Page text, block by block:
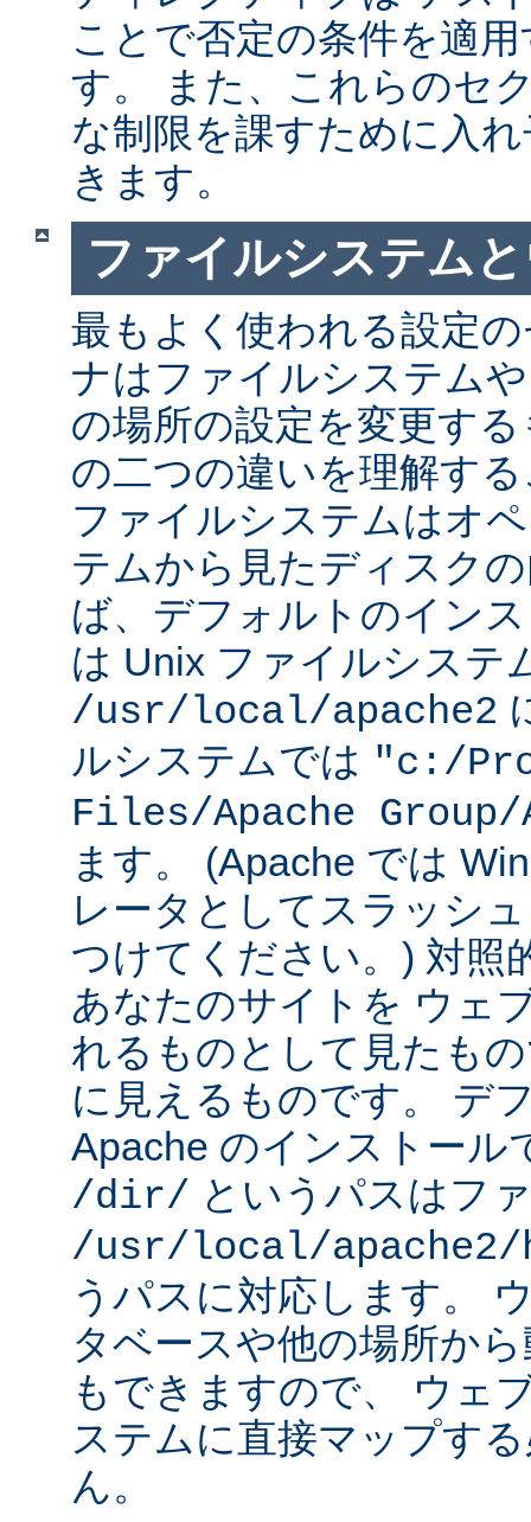
ことで否定の条件を適
す。 また、これらのセ
な制限を課すために入
きます。
ファイルシステム
最もよく使われる設定
ナはファイルシステム
の場所の設定を変更す
の二つの違いを理解す
ファイルシステムはオ
テムから見たディスク
ば、デフォルトのイン
は Unix ファイルシステ
/usr/local/apache2
ルシステムでは "c:/
Files/Apache Group/
ます。 (Apache では
レータとしてスラッシ
つけてください。) 対照
あなたのサイトを ウェ
れるものとして見たも
に見えるものです。 デ
Apache のインストール
/dir/ というパスはフ
/usr/local/
うパスに対応します。
タベースや他の場所か
もできますので、 ウェ
ステムに直接マップす
ん。